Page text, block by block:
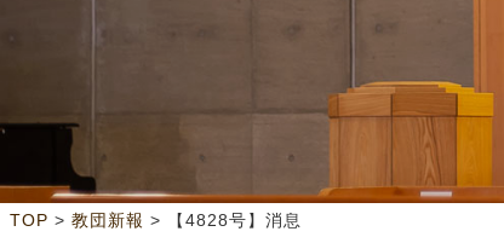
TOP > 教団新報 > 【4828号】消息